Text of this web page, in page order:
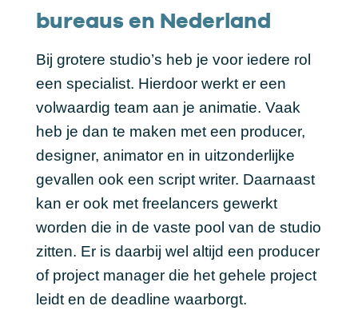
bureaus en Nederland
Bij grotere studio’s heb je voor iedere rol
een specialist. Hierdoor werkt er een
volwaardig team aan je animatie. Vaak
heb je dan te maken met een producer,
designer, animator en in uitzonderlijke
gevallen ook een script writer. Daarnaast
kan er ook met freelancers gewerkt
worden die in de vaste pool van de studio
zitten. Er is daarbij wel altijd een producer
of project manager die het gehele project
leidt en de deadline waarborgt.